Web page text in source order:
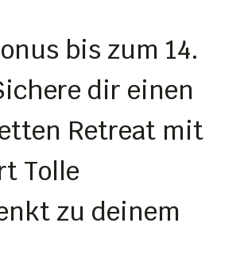
bis zum 14.
dir einen
Retreat mit
Tolle
zu deinem